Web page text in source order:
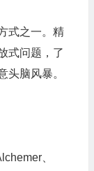
式之一。精
式问题，了
头脑风暴。
、